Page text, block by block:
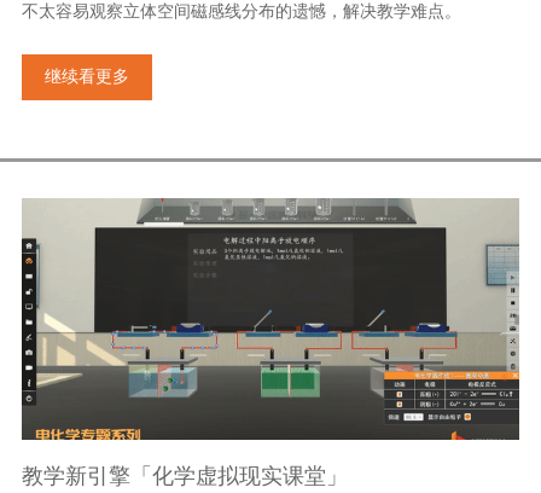
不太容易观察立体空间磁感线分布的遗憾，解决教学难点。
继续看更多
教学新引擎「化学虚拟现实课堂」